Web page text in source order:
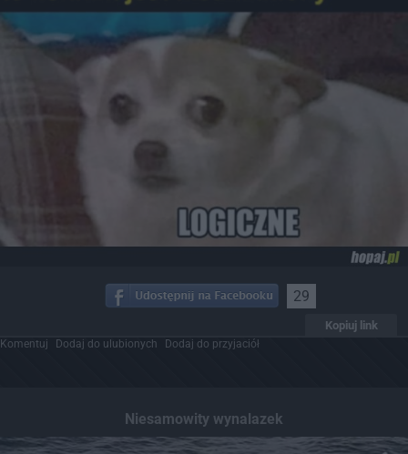
29
Kopiuj link
Komentuj Dodaj do ulubionych Dodaj do przyjaciół
Niesamowity wynalazek